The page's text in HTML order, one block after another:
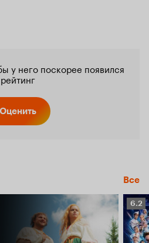
у него поскорее появился
рейтинг
Оценить
Все
6.2
6.2